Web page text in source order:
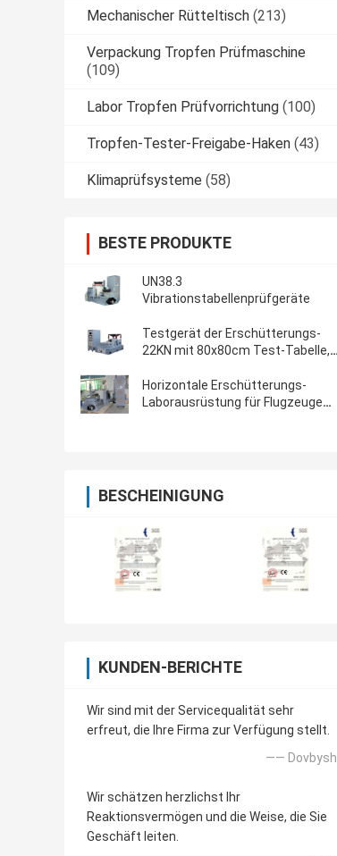
Mechanischer Rütteltisch (213)
Verpackung Tropfen Prüfmaschine
(109)
Labor Tropfen Prüfvorrichtung (100)
Tropfen-Tester-Freigabe-Haken (43)
Klimaprüfsysteme (58)
BESTE PRODUKTE
UN38.3
Vibrationstabellenprüfgeräte
Testgerät der Erschütterungs-
22KN mit 80x80cm Test-Tabelle,
Horizontale Erschütterungs-
Laborausrüstung für Flugzeuge
BESCHEINIGUNG
KUNDEN-BERICHTE
Wir sind mit der Servicequalität sehr
erfreut, die Ihre Firma zur Verfügung stellt.
—— Dovbysh
Wir schätzen herzlichst Ihr
Reaktionsvermögen und die Weise, die Sie
Geschäft leiten.